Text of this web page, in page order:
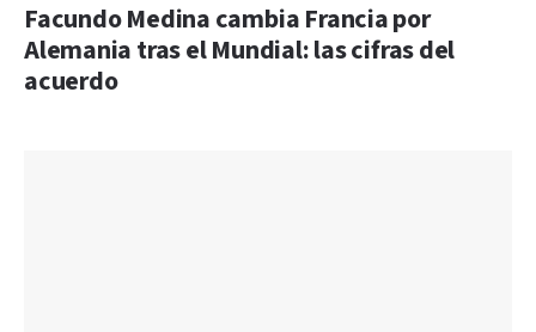
Facundo Medina cambia Francia por
Alemania tras el Mundial: las cifras del
acuerdo